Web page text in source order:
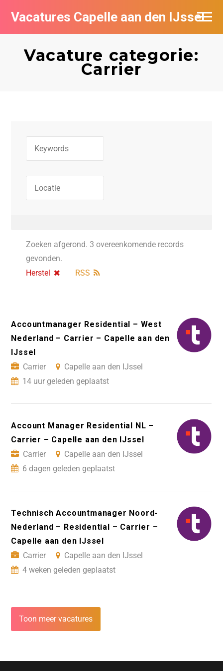
Vacatures Capelle aan den IJssel
Vacature categorie:
Carrier
Zoeken afgerond. 3 overeenkomende records
gevonden.
Herstel
RSS
Accountmanager Residential – West
Nederland – Carrier – Capelle aan den
IJssel
Carrier
Capelle aan den IJssel
14 uur geleden geplaatst
Account Manager Residential NL –
Carrier – Capelle aan den IJssel
Carrier
Capelle aan den IJssel
6 dagen geleden geplaatst
Technisch Accountmanager Noord-
Nederland – Residential – Carrier –
Capelle aan den IJssel
Carrier
Capelle aan den IJssel
4 weken geleden geplaatst
Toon meer vacatures